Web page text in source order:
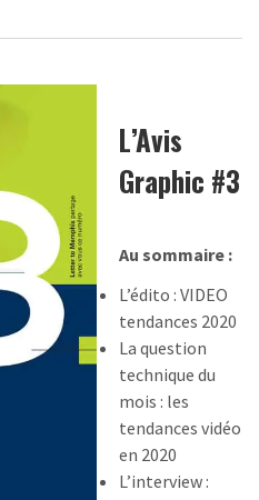
L’Avis
Graphic #3
Au sommaire :
L’édito : VIDEO
tendances 2020
La question
technique du
mois : les
tendances vidéo
en 2020
L’interview :